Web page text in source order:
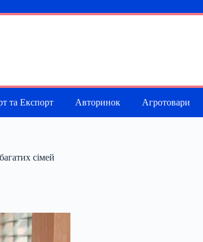
та Експорт Авторинок Агротовари
сімей